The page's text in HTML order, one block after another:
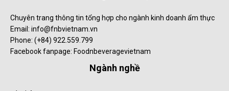
Chuyên trang thông tin tổng hợp cho ngành kinh doanh ẩm thực
Email: info@fnbvietnam.vn
Phone: (+84) 922.559.799
Facebook fanpage: Foodnbeveragevietnam
Ngành nghề